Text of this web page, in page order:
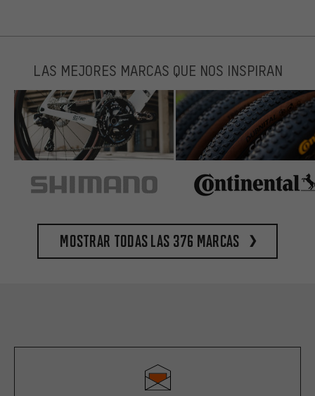
LAS MEJORES MARCAS QUE NOS INSPIRAN
Mostrar todas las 376 marcas